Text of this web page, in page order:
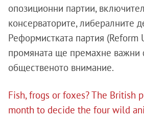
опозиционни партии,
консерваторите, либералните
Реформистката партия (Reform
промяната ще премахне важни
общественото внимание.
Fish, frogs or foxes? The British
month to decide the four wild